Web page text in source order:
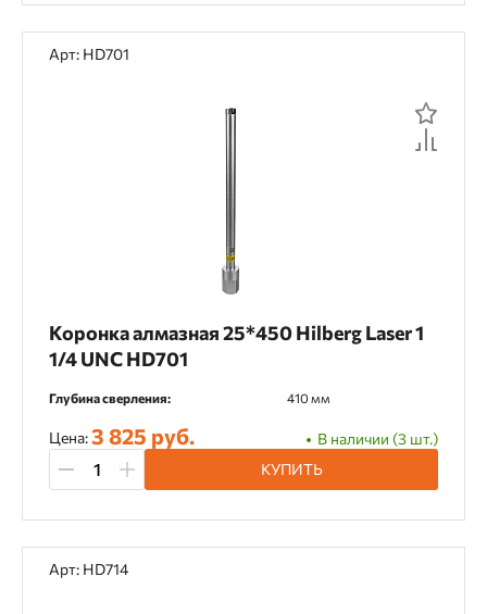
Арт: HD701
Коронка алмазная 25*450 Hilberg Laser 1
1/4 UNC HD701
Глубина сверления: 410 мм
Цена:3 825 руб.
В наличии (3 шт.)
КУПИТЬ
Арт: HD714